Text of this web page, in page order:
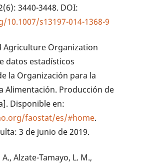
3440-3448. DOI:
s13197-014-1368-9
Agriculture Organization
datos estadísticos
la Organización para la
Alimentación. Producción de
Disponible en:
faostat/es/#home.
3 de junio de 2019.
Alzate-Tamayo, L. M.,